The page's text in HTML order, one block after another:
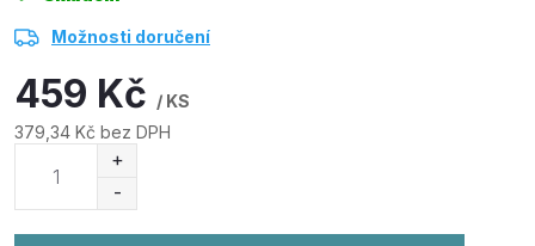
Možnosti doručení
459 Kč / KS
379,34 Kč bez DPH